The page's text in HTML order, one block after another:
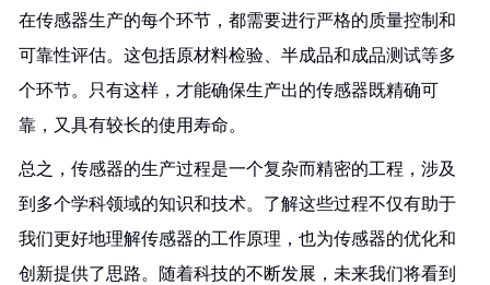
在传感器生产的每个环节，都需要进行严格的质量控制和
可靠性评估。这包括原材料检验、半成品和成品测试等多
个环节。只有这样，才能确保生产出的传感器既精确可
靠，又具有较长的使用寿命。
总之，传感器的生产过程是一个复杂而精密的工程，涉及
到多个学科领域的知识和技术。了解这些过程不仅有助于
我们更好地理解传感器的工作原理，也为传感器的优化和
创新提供了思路。随着科技的不断发展，未来我们将看到